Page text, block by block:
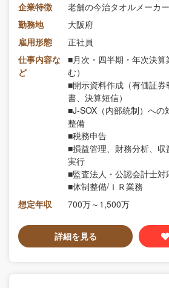
企業特徴
老舗の今治タオルメーカー
勤務地
大阪府
雇用形態
正社員
仕事内容な
ど
■⽉次・四半期・年次決
む）
■開示資料作成（有価証
書、決算短信）
■J-SOX（内部統制）への
整備
■税務申告
■損益管理、財務分析、収
実⾏
■監査法⼈・公認会計⼠対
■体制整備/ＩＲ業務
想定年収
700万～1,500万
詳細を見る